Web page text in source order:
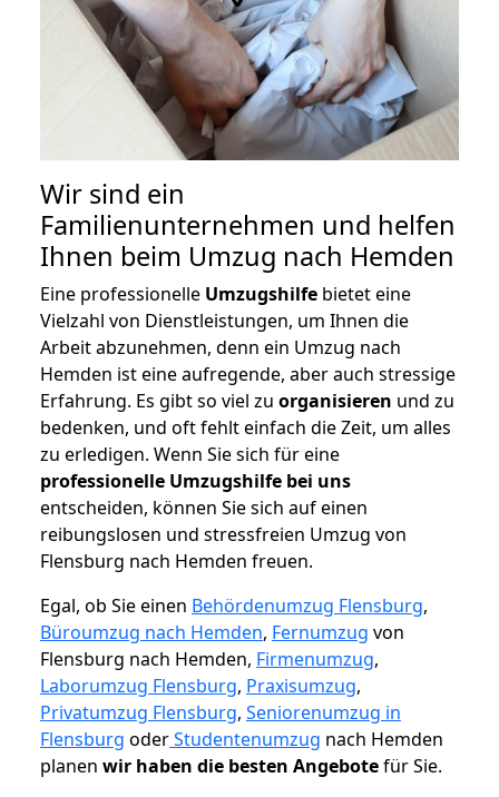
Wir sind ein
Familienunternehmen und helfen
Ihnen beim Umzug nach Hemden
Eine professionelle Umzugshilfe bietet eine
Vielzahl von Dienstleistungen, um Ihnen die
Arbeit abzunehmen, denn ein Umzug nach
Hemden ist eine aufregende, aber auch stressige
Erfahrung. Es gibt so viel zu organisieren und zu
bedenken, und oft fehlt einfach die Zeit, um alles
zu erledigen. Wenn Sie sich für eine
professionelle Umzugshilfe bei uns
entscheiden, können Sie sich auf einen
reibungslosen und stressfreien Umzug von
Flensburg nach Hemden freuen.
Egal, ob Sie einen Behördenumzug Flensburg,
Büroumzug nach Hemden, Fernumzug von
Flensburg nach Hemden, Firmenumzug,
Laborumzug Flensburg, Praxisumzug,
Privatumzug Flensburg, Seniorenumzug in
Flensburg oderStudentenumzug nach Hemden
planen wir haben die besten Angebotefür Sie.